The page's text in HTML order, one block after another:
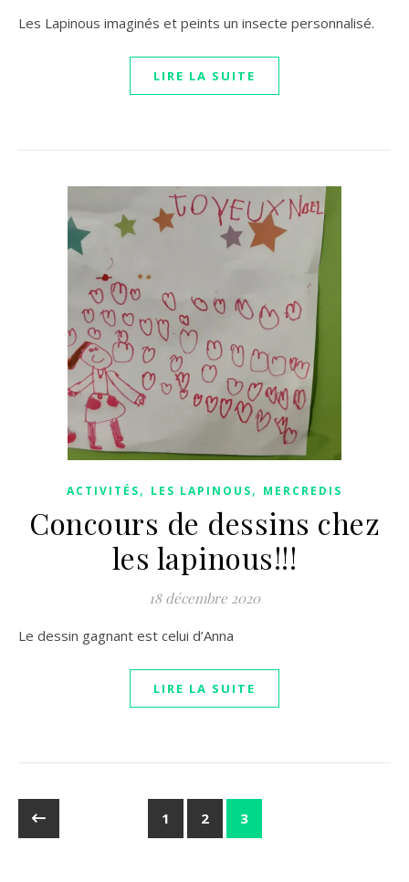
Les Lapinous imaginés et peints un insecte personnalisé.
LIRE LA SUITE
ACTIVITÉS, LES LAPINOUS, MERCREDIS
Concours de dessins chez
les lapinous!!!
18 décembre 2020
Le dessin gagnant est celui d’Anna
LIRE LA SUITE
1 2 3